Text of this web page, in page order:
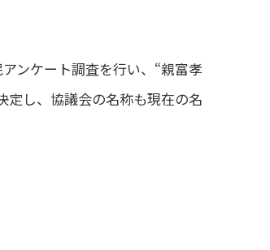
ンケート調査を行い、“親富孝
定し、協議会の名称も現在の名